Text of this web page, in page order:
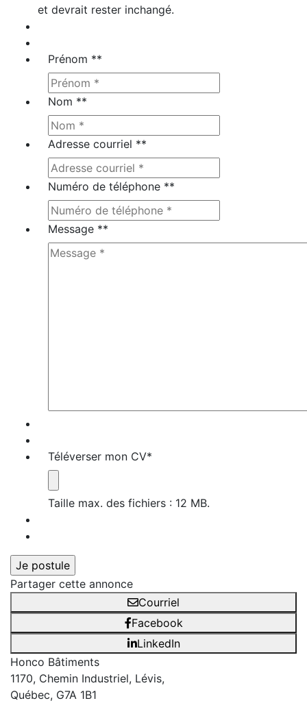
et devrait rester inchangé.
Prénom **
Nom **
Adresse courriel **
Numéro de téléphone **
Message **
Téléverser mon CV*
Taille max. des fichiers : 12 MB.
Partager cette annonce
Courriel
Facebook
LinkedIn
Honco Bâtiments
1170, Chemin Industriel, Lévis,
Québec, G7A 1B1